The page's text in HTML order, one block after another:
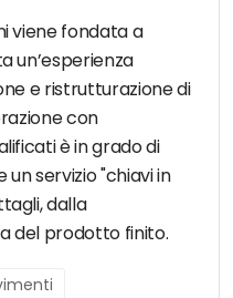
viene fondata a
un’esperienza
e ristrutturazione di
con
è in grado di
servizio "chiavi in
dalla
del prodotto finito.